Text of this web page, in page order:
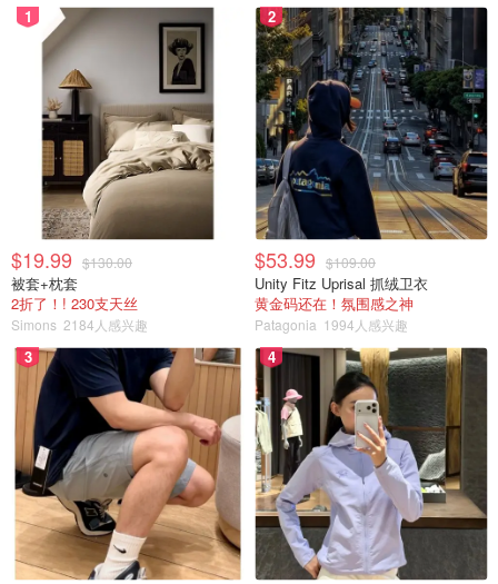
1
$19.99 $130.00
被套+枕套
2折了！! 230支天丝
Simons 2184人感兴趣
2
$53.99 $109.00
Unity Fitz Uprisal 抓绒卫衣
黄金码还在！氛围感之神
Patagonia 1994人感兴趣
3 4